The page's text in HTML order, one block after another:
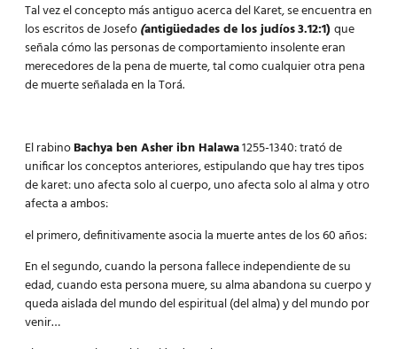
Tal vez el concepto más antiguo acerca del Karet, se encuentra en
los escritos de Josefo(antigüedades de los judíos3.12:1)que
señala cómo las personas de comportamiento insolente eran
merecedores de la pena de muerte, tal como cualquier otra pena
de muerte señalada en la Torá.
El rabinoBachya ben Asher ibn Halawa1255-1340: trató de
unificar los conceptos anteriores, estipulando que hay tres tipos
de karet: uno afecta solo al cuerpo, uno afecta solo al alma y otro
afecta a ambos:
el primero, definitivamente asocia la muerte antes de los 60 años:
En el segundo, cuando la persona fallece independiente de su
edad, cuando esta persona muere, su alma abandona su cuerpo y
queda aislada del mundo del espiritual (del alma) y del mundo por
venir…